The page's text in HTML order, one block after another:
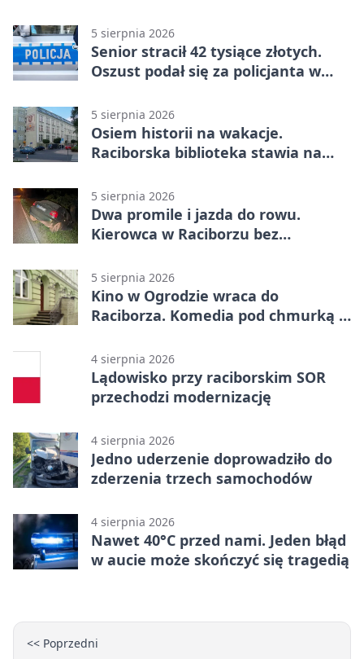
5 sierpnia 2026
Senior stracił 42 tysiące złotych.
Oszust podał się za policjanta w
5 sierpnia 2026
Osiem historii na wakacje.
Raciborska biblioteka stawia na
5 sierpnia 2026
Dwa promile i jazda do rowu.
Kierowca w Raciborzu bez
5 sierpnia 2026
Kino w Ogrodzie wraca do
Raciborza. Komedia pod chmurką w
4 sierpnia 2026
Lądowisko przy raciborskim SOR
przechodzi modernizację
4 sierpnia 2026
Jedno uderzenie doprowadziło do
zderzenia trzech samochodów
4 sierpnia 2026
Nawet 40°C przed nami. Jeden błąd
w aucie może skończyć się tragedią
<< Poprzedni